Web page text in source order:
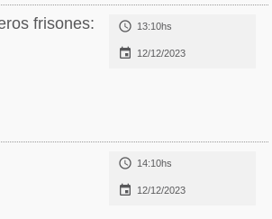
frisones:
 13:10hs
 12/12/2023
 14:10hs
 12/12/2023